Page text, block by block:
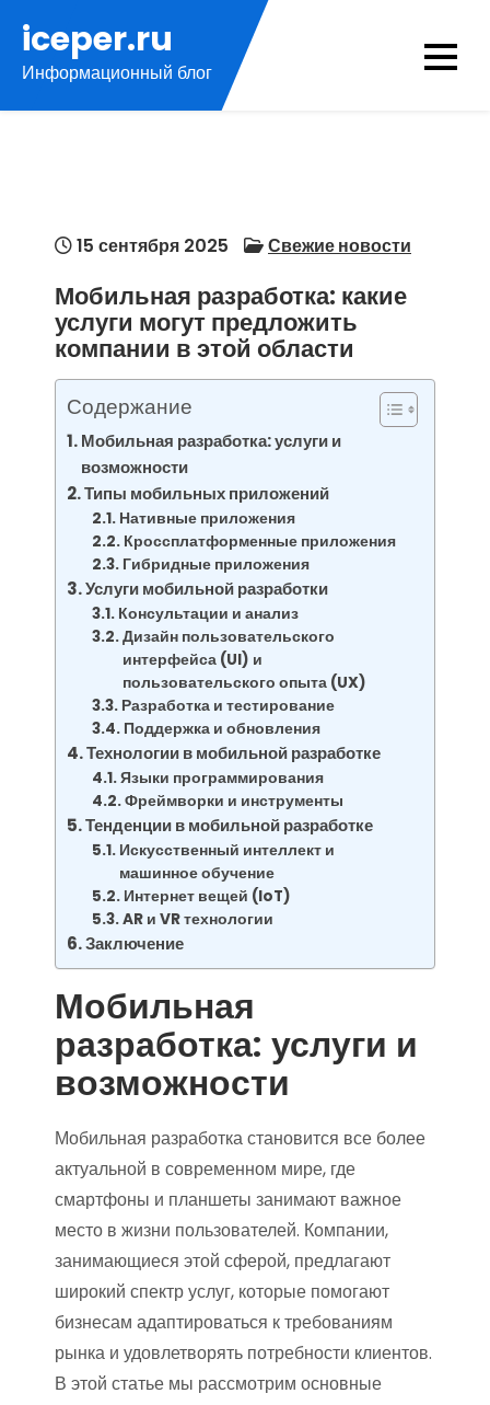
содержимому
iceper.ru
Информационный блог
15 сентября 2025 Свежие новости
Мобильная разработка: какие
услуги могут предложить
компании в этой области
Содержание
Мобильная разработка: услуги и
возможности
Типы мобильных приложений
Нативные приложения
Кроссплатформенные приложения
Гибридные приложения
Услуги мобильной разработки
Консультации и анализ
Дизайн пользовательского
интерфейса (UI) и
пользовательского опыта (UX)
Разработка и тестирование
Поддержка и обновления
Технологии в мобильной разработке
Языки программирования
Фреймворки и инструменты
Тенденции в мобильной разработке
Искусственный интеллект и
машинное обучение
Интернет вещей (IoT)
AR и VR технологии
Заключение
Мобильная
разработка: услуги и
возможности
Мобильная разработка становится все более
актуальной в современном мире, где
смартфоны и планшеты занимают важное
место в жизни пользователей. Компании,
занимающиеся этой сферой, предлагают
широкий спектр услуг, которые помогают
бизнесам адаптироваться к требованиям
рынка и удовлетворять потребности клиентов.
В этой статье мы рассмотрим основные